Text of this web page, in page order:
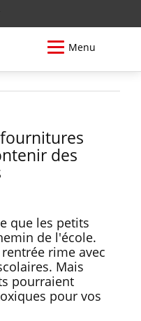
Menu
des
que les petits
de l'école.
rime avec
Mais
pourraient
pour vos